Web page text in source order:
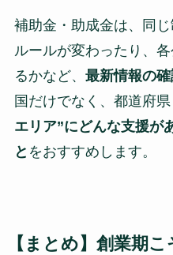
補助金・助成金は、同
ルールが変わったり、
るかなど、 最新情報の
国だけでなく、都道府県
エリア”にどんな支援が
と をおすすめします。
【まとめ】創業期